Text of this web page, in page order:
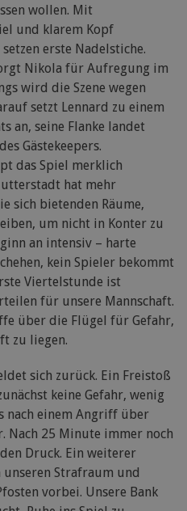
wollen. Mit
und klarem Kopf
erste Nadelstiche.
Nikola für Aufregung im
wird die Szene wegen
setzt Lennard zu einem
an, seine Flanke landet
Gästekeepers.
das Spiel merklich
hat mehr
sich bietenden Räume,
um nicht in Konter zu
an intensiv – harte
kein Spieler bekommt
Viertelstunde ist
für unsere Mannschaft.
über die Flügel für Gefahr,
zu liegen.
sich zurück. Ein Freistoß
keine Gefahr, wenig
nach einem Angriff über
Nach 25 Minute immer noch
Druck. Ein weiterer
Strafraum und
vorbei. Unsere Bank